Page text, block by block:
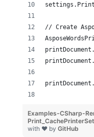
// Create
Examples-CSharp-
with ❤ by GitHub